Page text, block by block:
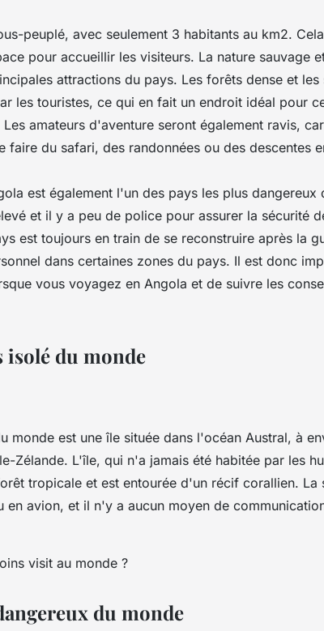
peuplé, avec seulement 3 habitants au km2.
pour accueillir les visiteurs. La nature sauvage
attractions du pays. Les forêts dense et les
les touristes, ce qui en fait un endroit idéal pour
amateurs d'aventure seront également ravis,
faire du safari, des randonnées ou des descentes
est également l'un des pays les plus dangereux
et il y a peu de police pour assurer la sécurité
est toujours en train de se reconstruire après la
dans certaines zones du pays. Il est donc
vous voyagez en Angola et de suivre les
du monde
monde est une île située dans l'océan Austral, à
Zélande. L'île, qui n'a jamais été habitée par les
tropicale et est entourée d'un récif corallien. La
en avion, et il n'y a aucun moyen de
du monde